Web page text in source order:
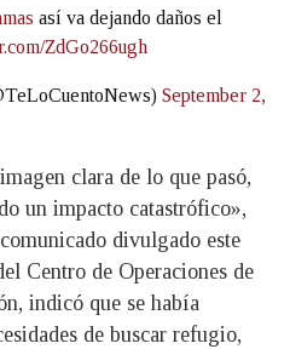
así va dejando daños el
ZdGo266ugh
September 2,
clara de lo que pasó,
un impacto catastrófico»,
divulgado este
Centro de Operaciones de
indicó que se había
de buscar refugio,